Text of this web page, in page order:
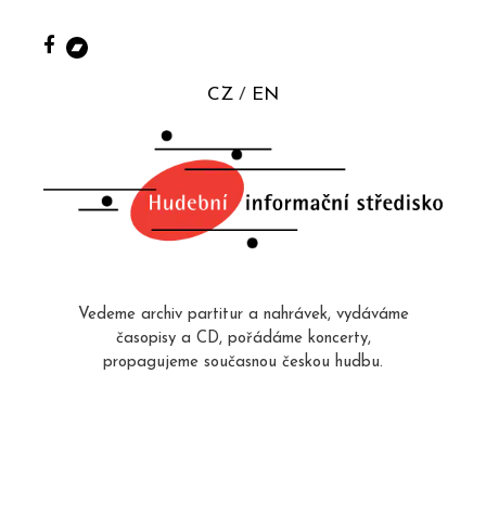
CZ EN
Vedeme archiv partitur a nahrávek, vydáváme
časopisy a CD, pořádáme koncerty,
propagujeme současnou českou hudbu.